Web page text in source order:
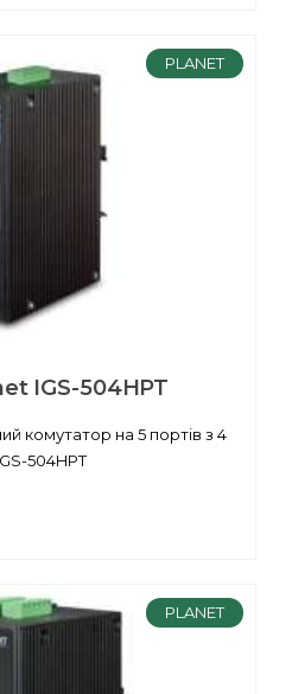
PLANET
IGS-504HPT
комутатор на 5 портів з 4
504HPT
PLANET